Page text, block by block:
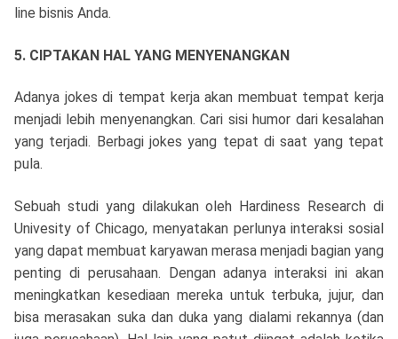
line bisnis Anda.
5. CIPTAKAN HAL YANG MENYENANGKAN
Adanya jokes di tempat kerja akan membuat tempat kerja
menjadi lebih menyenangkan. Cari sisi humor dari kesalahan
yang terjadi. Berbagi jokes yang tepat di saat yang tepat
pula.
Sebuah studi yang dilakukan oleh Hardiness Research di
Univesity of Chicago, menyatakan perlunya interaksi sosial
yang dapat membuat karyawan merasa menjadi bagian yang
penting di perusahaan. Dengan adanya interaksi ini akan
meningkatkan kesediaan mereka untuk terbuka, jujur, dan
bisa merasakan suka dan duka yang dialami rekannya (dan